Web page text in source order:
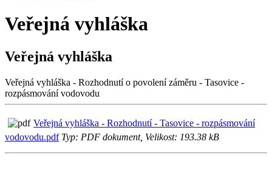
Veřejná vyhláška
Veřejná vyhláška
Veřejná vyhláška - Rozhodnutí o povolení záměru - Tasovice -
rozpásmování vodovodu
Veřejná vyhláška - Rozhodnutí - Tasovice - rozpásmování
vodovodu.pdfTyp: PDF dokument, Velikost: 193.38 kB